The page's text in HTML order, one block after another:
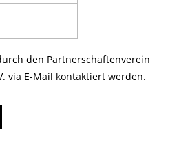
den Partnerschaftenverein
via E-Mail kontaktiert werden.